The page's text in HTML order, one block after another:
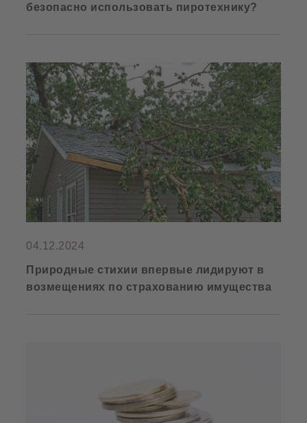
безопасно использовать пиротехнику?
04.12.2024
Природные стихии впервые лидируют в
возмещениях по страхованию имущества